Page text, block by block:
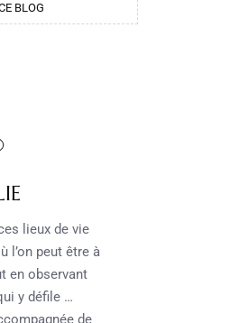
BLOG
lieux de vie
l’on peut être à
en observant
y défile …
de